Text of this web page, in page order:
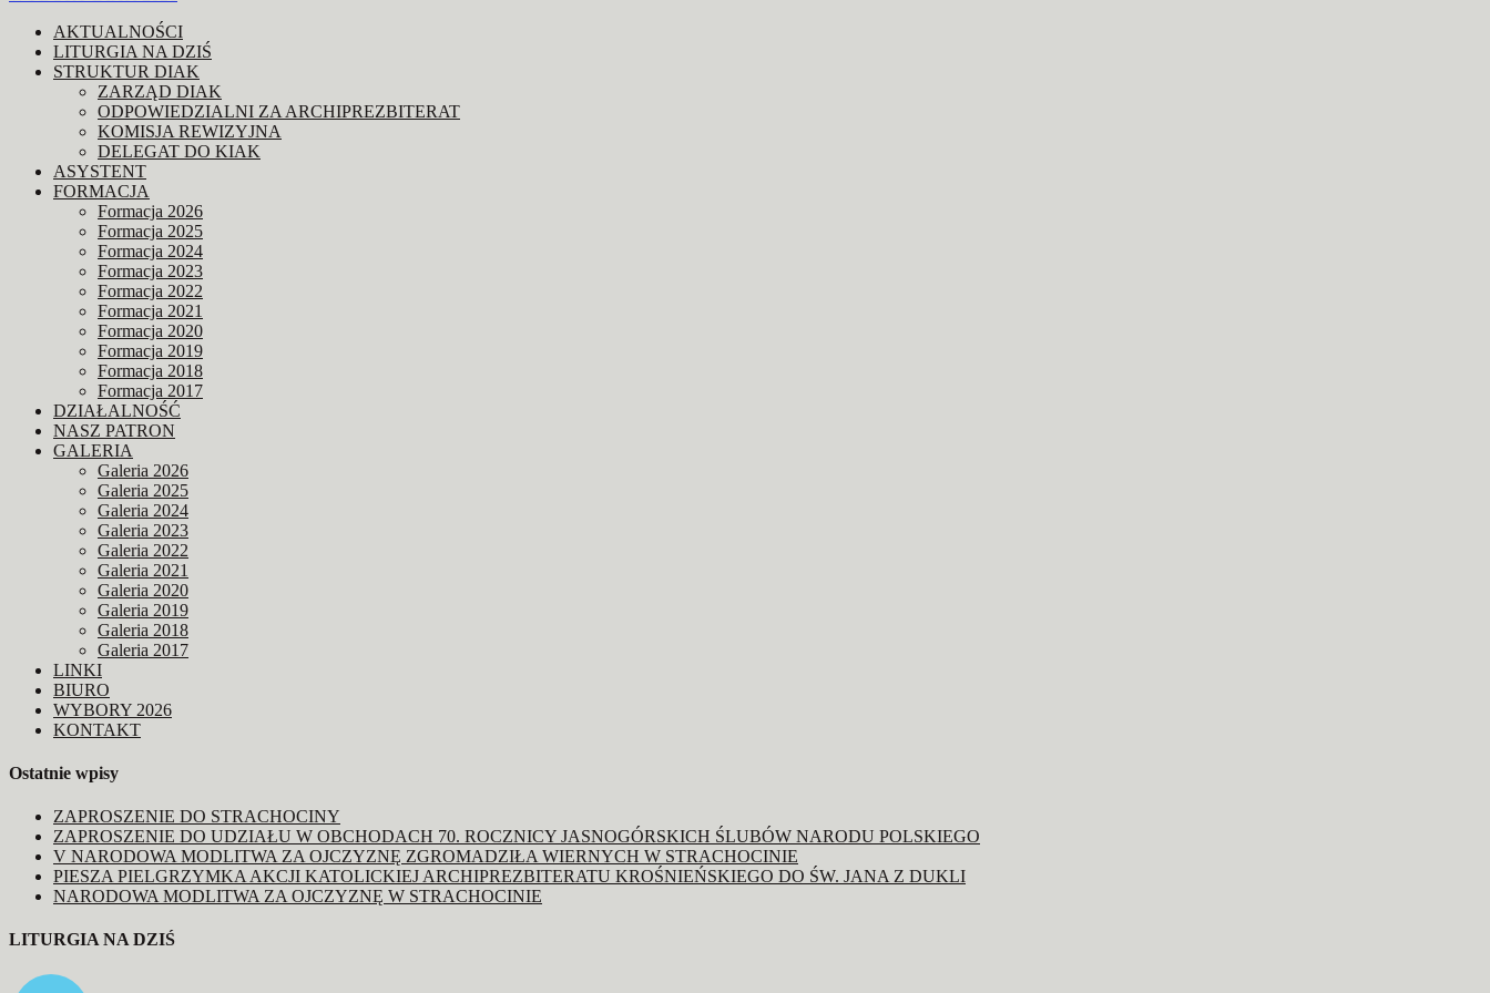
wpisu
AKTUALNOŚCI
LITURGIA NA DZIŚ
STRUKTUR DIAK
ZARZĄD DIAK
ODPOWIEDZIALNI ZA ARCHIPREZBITERAT
KOMISJA REWIZYJNA
DELEGAT DO KIAK
ASYSTENT
FORMACJA
Formacja 2026
Formacja 2025
Formacja 2024
Formacja 2023
Formacja 2022
Formacja 2021
Formacja 2020
Formacja 2019
Formacja 2018
Formacja 2017
DZIAŁALNOŚĆ
NASZ PATRON
GALERIA
Galeria 2026
Galeria 2025
Galeria 2024
Galeria 2023
Galeria 2022
Galeria 2021
Galeria 2020
Galeria 2019
Galeria 2018
Galeria 2017
LINKI
BIURO
WYBORY 2026
KONTAKT
Ostatnie wpisy
ZAPROSZENIE DO STRACHOCINY
ZAPROSZENIE DO UDZIAŁU W OBCHODACH 70. ROCZNICY JASNOGÓRSKICH ŚLUBÓW NARODU POLSKIEGO
V NARODOWA MODLITWA ZA OJCZYZNĘ ZGROMADZIŁA WIERNYCH W STRACHOCINIE
PIESZA PIELGRZYMKA AKCJI KATOLICKIEJ ARCHIPREZBITERATU KROŚNIEŃSKIEGO DO ŚW. JANA Z DUKLI
NARODOWA MODLITWA ZA OJCZYZNĘ W STRACHOCINIE
LITURGIA NA DZIŚ